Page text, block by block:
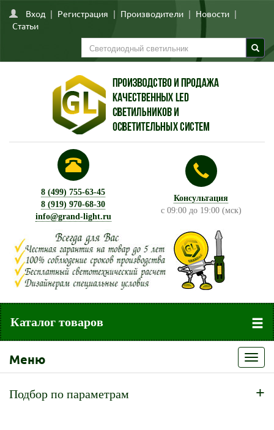
Вход | Регистрация | Производители | Новости |
Статьи
8 (499) 755-63-45
8 (919) 970-68-30
info@grand-light.ru
Консультация
с 09:00 до 19:00 (мск)
Каталог товаров
Меню
Подбор по параметрам +